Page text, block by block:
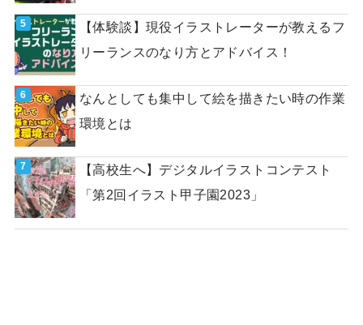
【体験談】現役イラストレーターが教えるフ
リーランスのなり方とアドバイス！
なんとしても集中して絵を描きたい時の作業
環境とは
【高校生へ】デジタルイラストコンテスト
「第2回イラスト甲子園2023」